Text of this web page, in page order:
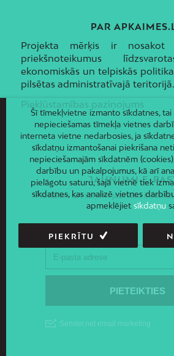
PAR
Projekta mērķis ir nosakot
priekšnoteikumus
ekonomiskās un telpiskās
pilsētas administratīvajā teritorijā.
Piekļūstamības paziņojums
JAUNUMI E-
Piesakies un saņem jaunāko
Šī tīmekļvietne izmanto sīkdatnes, tai
nepieciešamas tīmekļa vietnes
interneta vietne nedarbosies, ja
sīkdatņu izmantošanai piekrišana
nepieciešamajām sīkdatnēm
darbību un pakalpojumus, kā arī
pielāgotu saturu, šajā vietnē tiek
sīkdatnes, kas analizē vietnes
apmeklējiet sīkdatņu
PIEKRĪTU